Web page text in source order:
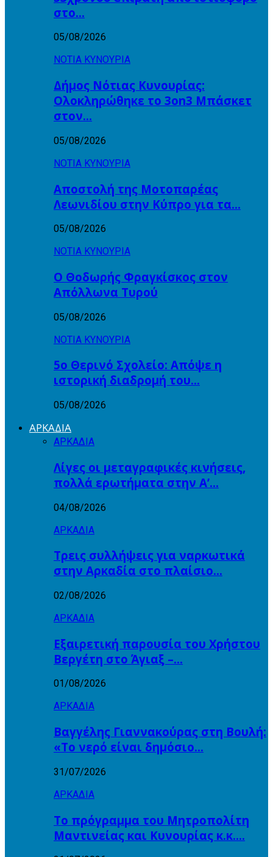
στο…
05/08/2026
ΝΟΤΙΑ ΚΥΝΟΥΡΙΑ
Δήμος Νότιας Κυνουρίας:
Ολοκληρώθηκε το 3on3 Μπάσκετ
στον…
05/08/2026
ΝΟΤΙΑ ΚΥΝΟΥΡΙΑ
Αποστολή της Μοτοπαρέας
Λεωνιδίου στην Κύπρο για τα…
05/08/2026
ΝΟΤΙΑ ΚΥΝΟΥΡΙΑ
Ο Θοδωρής Φραγκίσκος στον
Απόλλωνα Τυρού
05/08/2026
ΝΟΤΙΑ ΚΥΝΟΥΡΙΑ
5ο Θερινό Σχολείο: Απόψε η
ιστορική διαδρομή του…
05/08/2026
ΑΡΚΑΔΙΑ
ΑΡΚΑΔΙΑ
Λίγες οι μεταγραφικές κινήσεις,
πολλά ερωτήματα στην Α’…
04/08/2026
ΑΡΚΑΔΙΑ
Τρεις συλλήψεις για ναρκωτικά
στην Αρκαδία στο πλαίσιο…
02/08/2026
ΑΡΚΑΔΙΑ
Εξαιρετική παρουσία του Χρήστου
Βεργέτη στο Άγιαξ –…
01/08/2026
ΑΡΚΑΔΙΑ
Βαγγέλης Γιαννακούρας στη Βουλή:
«Το νερό είναι δημόσιο…
31/07/2026
ΑΡΚΑΔΙΑ
Το πρόγραμμα του Μητροπολίτη
Μαντινείας και Κυνουρίας κ.κ….